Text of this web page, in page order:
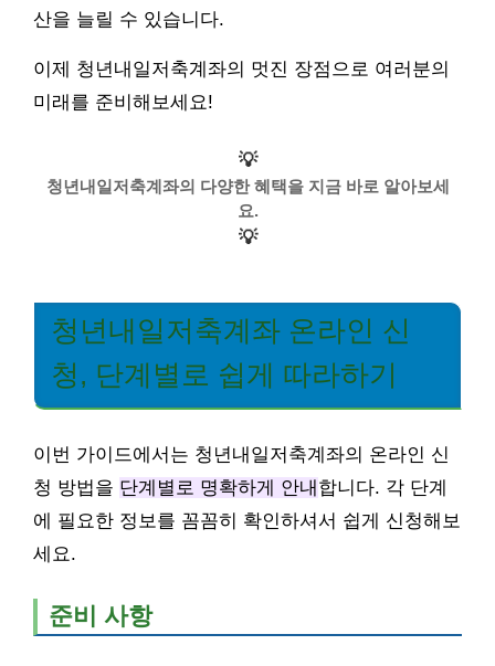
산을 늘릴 수 있습니다.
이제 청년내일저축계좌의 멋진 장점으로 여러분의
미래를 준비해보세요!
💡
청년내일저축계좌의 다양한 혜택을 지금 바로 알아보세
요.
💡
청년내일저축계좌 온라인 신
청, 단계별로 쉽게 따라하기
이번 가이드에서는 청년내일저축계좌의 온라인 신
청 방법을 단계별로 명확하게 안내합니다. 각 단계
에 필요한 정보를 꼼꼼히 확인하셔서 쉽게 신청해보
세요.
준비 사항